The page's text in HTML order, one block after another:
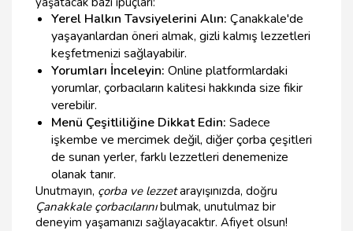
Yerel Halkın Tavsiyelerini Alın: Çanakkale'de
yaşayanlardan öneri almak, gizli kalmış lezzetleri
keşfetmenizi sağlayabilir.
Yorumları İnceleyin: Online platformlardaki
yorumlar, çorbacıların kalitesi hakkında size fikir
verebilir.
Menü Çeşitliliğine Dikkat Edin: Sadece
işkembe ve mercimek değil, diğer çorba çeşitleri
de sunan yerler, farklı lezzetleri denemenize
olanak tanır.
Unutmayın, çorba ve lezzetarayışınızda, doğru
Çanakkale çorbacılarınıbulmak, unutulmaz bir
deneyim yaşamanızı sağlayacaktır. Afiyet olsun!